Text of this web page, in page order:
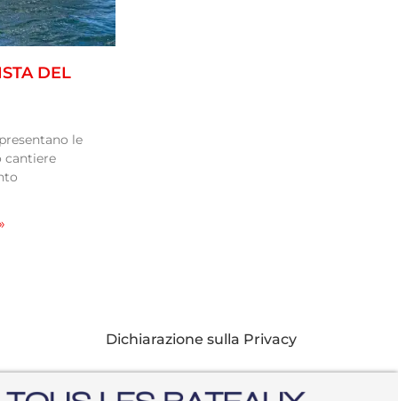
DEL
le
cantiere
Dichiarazione sulla Privacy